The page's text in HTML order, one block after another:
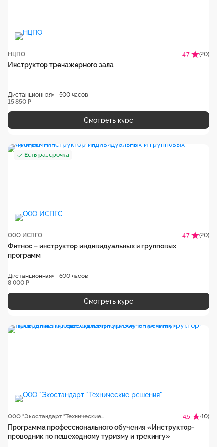
НЦПО 4.7 (20)
Инструктор тренажерного зала
Дистанционная
500 часов
15 850 ₽
Смотреть курс
Есть рассрочка
ООО ИСПГО 4.7 (20)
Фитнес – инструктор индивидуальных и групповых
программ
Дистанционная
600 часов
8 000 ₽
Смотреть курс
ООО "Экостандарт "Технические решения" 4.5 (10)
Программа профессионального обучения «Инструктор-
проводник по пешеходному туризму и трекингу‎»